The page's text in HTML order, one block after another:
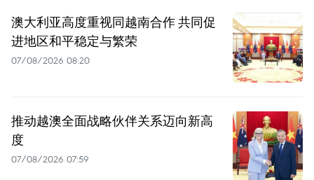
澳大利亚高度重视同越南合作 共同促
进地区和平稳定与繁荣
07/08/2026 08:20
推动越澳全面战略伙伴关系迈向新高
度
07/08/2026 07:59